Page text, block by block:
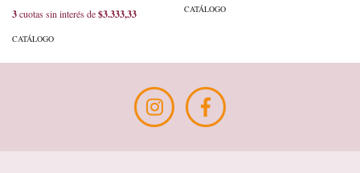
3cuotas sin interés de$3.333,33
CATÁLOGO
CATÁLOGO